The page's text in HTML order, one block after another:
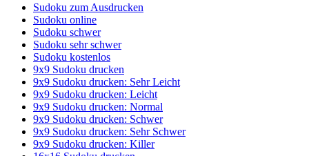
Sudoku zum Ausdrucken
Sudoku online
Sudoku schwer
Sudoku sehr schwer
Sudoku kostenlos
9x9 Sudoku drucken
9x9 Sudoku drucken: Sehr Leicht
9x9 Sudoku drucken: Leicht
9x9 Sudoku drucken: Normal
9x9 Sudoku drucken: Schwer
9x9 Sudoku drucken: Sehr Schwer
9x9 Sudoku drucken: Killer